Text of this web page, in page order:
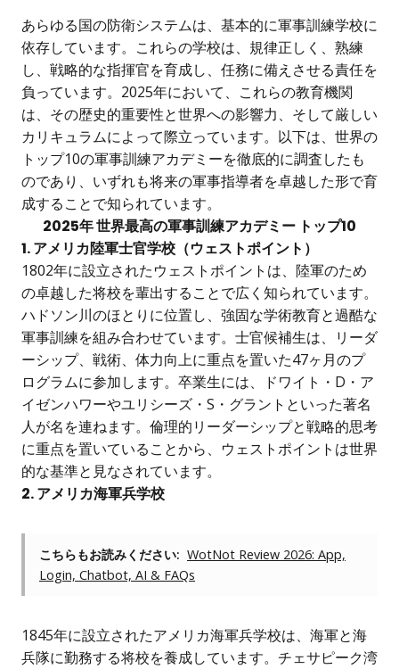
あらゆる国の防衛システムは、基本的に軍事訓練学校に
依存しています。これらの学校は、規律正しく、熟練
し、戦略的な指揮官を育成し、任務に備えさせる責任を
負っています。2025年において、これらの教育機関
は、その歴史的重要性と世界への影響力、そして厳しい
カリキュラムによって際立っています。以下は、世界の
トップ10の軍事訓練アカデミーを徹底的に調査したも
のであり、いずれも将来の軍事指導者を卓越した形で育
成することで知られています。
2025年 世界最高の軍事訓練アカデミー トップ10
1. アメリカ陸軍士官学校（ウェストポイント）
1802年に設立されたウェストポイントは、陸軍のため
の卓越した将校を輩出することで広く知られています。
ハドソン川のほとりに位置し、強固な学術教育と過酷な
軍事訓練を組み合わせています。士官候補生は、リーダ
ーシップ、戦術、体力向上に重点を置いた47ヶ月のプ
ログラムに参加します。卒業生には、ドワイト・D・ア
イゼンハワーやユリシーズ・S・グラントといった著名
人が名を連ねます。倫理的リーダーシップと戦略的思考
に重点を置いていることから、ウェストポイントは世界
的な基準と見なされています。
2. アメリカ海軍兵学校
こちらもお読みください: WotNot Review 2026: App,
Login, Chatbot, AI & FAQs
1845年に設立されたアメリカ海軍兵学校は、海軍と海
兵隊に勤務する将校を養成しています。チェサピーク湾